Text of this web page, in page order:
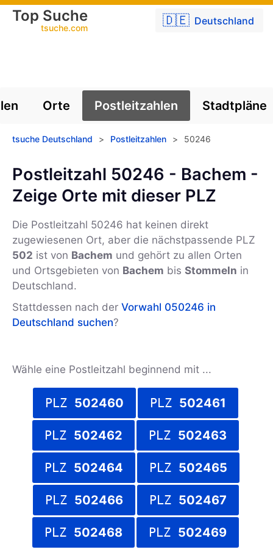
🇩🇪 Deutschland
Top Suche
tsuche.com
Orte Postleitzahlen Stadtpläne
tsuche Deutschland > Postleitzahlen > 50246
Postleitzahl 50246 - Bachem -
Zeige Orte mit dieser PLZ
Die Postleitzahl 50246 hat keinen direkt
zugewiesenen Ort, aber die nächstpassende PLZ
502 ist von Bachem und gehört zu allen Orten
und Ortsgebieten von Bachem bis Stommeln in
Deutschland.
Stattdessen nach der Vorwahl 050246 in
Deutschland suchen?
Wähle eine Postleitzahl beginnend mit ...
PLZ 502460 PLZ 502461
PLZ 502462 PLZ 502463
PLZ 502464 PLZ 502465
PLZ 502466 PLZ 502467
PLZ 502468 PLZ 502469